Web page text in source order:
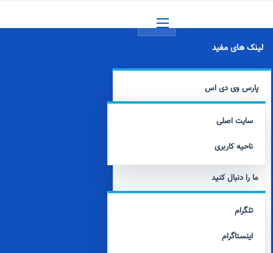
لینک های مفید
پارس وی دی اس
سایت اصلی
ناحیه کاربری
ما را دنبال کنید
تلگرام
اینستاگرام